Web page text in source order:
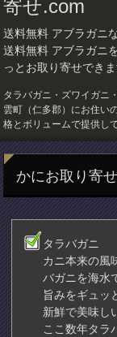
寄せ.com
送料無料 アブラガニ
送料無料 アブラガニ
っとお取り寄せできま
タラバガニ・ズワイガニ
雲町（仁多郡）にお住い
格とボリュームで提供し
かにお取り寄
タラバガニ
カニ本来の風
バガニを海水
旨みをギュッ
新鮮で美味し
ここ数年タラ